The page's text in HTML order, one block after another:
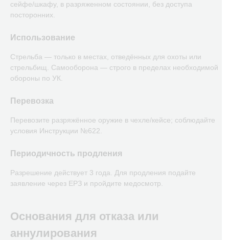
сейфе/шкафу, в разряженном состоянии, без доступа
посторонних.
Использование
Стрельба — только в местах, отведённых для охоты или
стрельбищ. Самооборона — строго в пределах необходимой
обороны по УК.
Перевозка
Перевозите разряжённое оружие в чехле/кейсе; соблюдайте
условия Инструкции №622.
Периодичность продления
Разрешение действует 3 года. Для продления подайте
заявление через ЕРЗ и пройдите медосмотр.
Основания для отказа или
аннулирования